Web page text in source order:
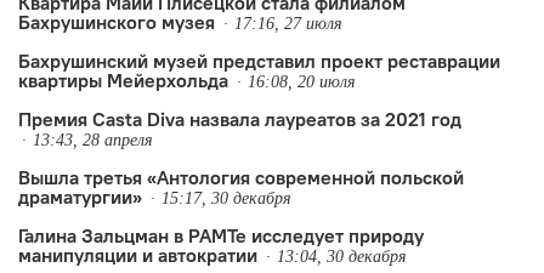
Бахрушинского музея
17:16, 27 июля
Бахрушинский музей представил проект реставрации
квартиры Мейерхольда
16:08, 20 июля
Премия Casta Diva назвала лауреатов за 2021 год
13:43, 28 апреля
Вышла третья «Антология современной польской
драматургии»
15:17, 30 декабря
Галина Зальцман в РАМТе исследует природу
манипуляции и автократии
13:04, 30 декабря